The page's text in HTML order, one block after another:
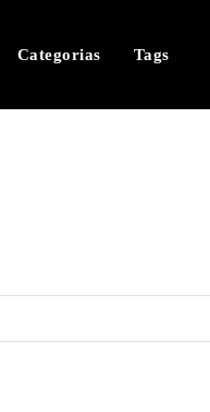
Categorias Tags